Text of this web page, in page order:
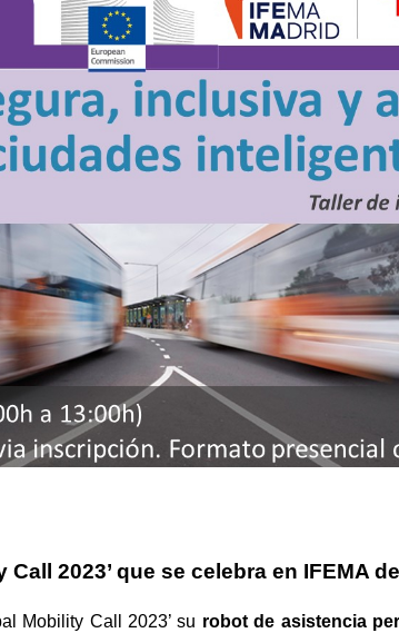
2023’ que se celebra en IFEMA
Mobility Call 2023’ su robot de asistencia